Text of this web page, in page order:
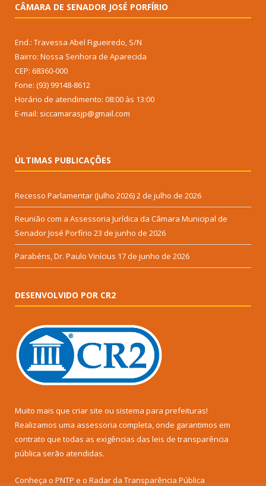
CÂMARA DE SENADOR JOSÉ PORFÍRIO
End.: Travessa Abel Figueiredo, S/N
Bairro: Nossa Senhora de Aparecida
CEP: 68360-000
Fone: (93) 99148-8612
Horário de atendimento: 08:00 às 13:00
E-mail: siccamarasjp@gmail.com
ÚLTIMAS PUBLICAÇÕES
Recesso Parlamentar (Julho 2026)2 de julho de 2026
Reunião com a Assessoria Jurídica da Câmara Municipal de
Senador José Porfírio 23 de junho de 2026
Parabéns, Dr. Paulo Vinícius 17 de junho de 2026
DESENVOLVIDO POR CR2
Muito mais que criar site ou sistema para prefeituras!
Realizamos uma assessoria completa, onde garantimos em
contrato que todas as exigências das leis de transparência
pública serão atendidas.
Conheça o PNTP e o Radar da Transparência Pública